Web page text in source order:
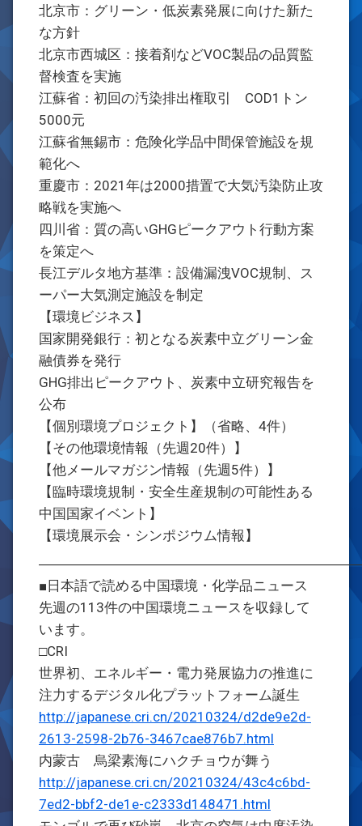
北京市：グリーン・低炭素発展に向けた新た
な方針
北京市西城区：接着剤などVOC製品の品質監
督検査を実施
江蘇省：初回の汚染排出権取引 COD1トン
5000元
江蘇省無錫市：危険化学品中間保管施設を規
範化へ
重慶市：2021年は2000措置で大気汚染防止攻
略戦を実施へ
四川省：質の高いGHGピークアウト行動方案
を策定へ
長江デルタ地方基準：設備漏洩VOC規制、ス
ーパー大気測定施設を制定
【環境ビジネス】
国家開発銀行：初となる炭素中立グリーン金
融債券を発行
GHG排出ピークアウト、炭素中立研究報告を
公布
【個別環境プロジェクト】（省略、4件）
【その他環境情報（先週20件）】
【他メールマガジン情報（先週5件）】
【臨時環境規制・安全生産規制の可能性ある
中国国家イベント】
【環境展示会・シンポジウム情報】
■日本語で読める中国環境・化学品ニュース
先週の113件の中国環境ニュースを収録して
います。
□CRI
世界初、エネルギー・電力発展協力の推進に
注力するデジタル化プラットフォーム誕生
http://japanese.cri.cn/20210324/d2de9e2d-
2613-2598-2b76-3467cae876b7.html
内蒙古 烏梁素海にハクチョウが舞う
http://japanese.cri.cn/20210324/43c4c6bd-
7ed2-bbf2-de1e-c2333d148471.html